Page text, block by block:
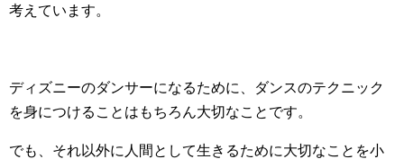
考えています。
ディズニーのダンサーになるために、ダンスのテクニック
を身につけることはもちろん大切なことです。
でも、それ以外に人間として生きるために大切なことを小